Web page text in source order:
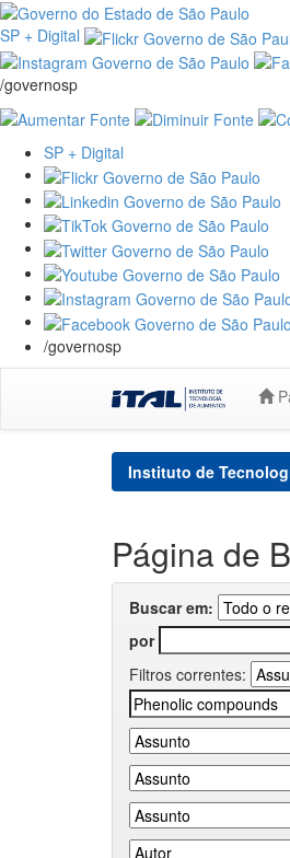
SP + Digital
/governosp
SP + Digital
/governosp
Instituto de
Página de
Buscar em:
por
Filtros correntes: